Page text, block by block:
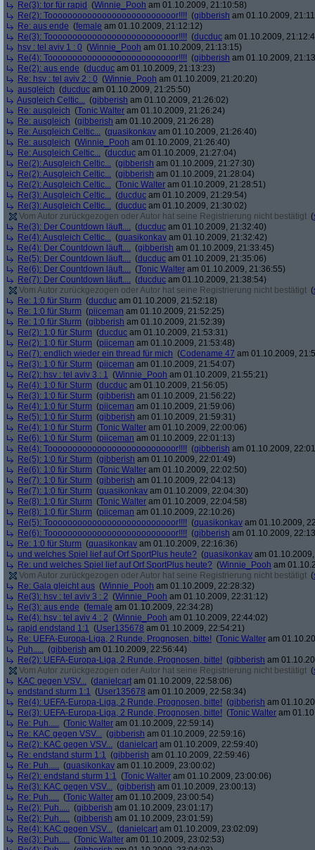
Re(3): tor für rapid (Winnie_Pooh am 01.10.2009, 21:10:58)
Re(2): Toooooooooooooooooooooooooor!!!! (gibberish am 01.10.2009,
Re: aus ende (female am 01.10.2009, 21:12:12)
Re(3): Toooooooooooooooooooooooooor!!!! (ducduc am 01.10.2009,
hsv : tel aviv 1 : 0 (Winnie_Pooh am 01.10.2009, 21:13:15)
Re(4): Toooooooooooooooooooooooooor!!!! (gibberish am 01.10.2009,
Re(2): aus ende (ducduc am 01.10.2009, 21:13:23)
Re: hsv : tel aviv 2 : 0 (Winnie_Pooh am 01.10.2009, 21:20:20)
ausgleich (ducduc am 01.10.2009, 21:25:50)
Ausgleich Celtic... (gibberish am 01.10.2009, 21:26:02)
Re: ausgleich (Tonic Walter am 01.10.2009, 21:26:24)
Re: ausgleich (gibberish am 01.10.2009, 21:26:28)
Re: Ausgleich Celtic... (quasikonkav am 01.10.2009, 21:26:40)
Re: ausgleich (Winnie_Pooh am 01.10.2009, 21:26:40)
Re: Ausgleich Celtic... (ducduc am 01.10.2009, 21:27:04)
Re(2): Ausgleich Celtic... (gibberish am 01.10.2009, 21:27:30)
Re(2): Ausgleich Celtic... (gibberish am 01.10.2009, 21:28:04)
Re(2): Ausgleich Celtic... (Tonic Walter am 01.10.2009, 21:28:51)
Re(3): Ausgleich Celtic... (ducduc am 01.10.2009, 21:29:54)
Re(3): Ausgleich Celtic... (ducduc am 01.10.2009, 21:30:02)
Vom Autor zurückgezogen oder Autor hat seine Registrierung nicht bestätigt (
Re(3): Der Countdown läuft.... (ducduc am 01.10.2009, 21:32:40)
Re(4): Ausgleich Celtic... (quasikonkav am 01.10.2009, 21:32:42)
Re(4): Der Countdown läuft.... (gibberish am 01.10.2009, 21:33:45)
Re(5): Der Countdown läuft.... (ducduc am 01.10.2009, 21:35:06)
Re(6): Der Countdown läuft.... (Tonic Walter am 01.10.2009, 21:36:55)
Re(7): Der Countdown läuft.... (ducduc am 01.10.2009, 21:38:54)
Vom Autor zurückgezogen oder Autor hat seine Registrierung nicht bestätigt (
Re: 1:0 für Sturm (ducduc am 01.10.2009, 21:52:18)
Re: 1:0 für Sturm (piiceman am 01.10.2009, 21:52:25)
Re: 1:0 für Sturm (gibberish am 01.10.2009, 21:52:39)
Re(2): 1:0 für Sturm (ducduc am 01.10.2009, 21:53:31)
Re(2): 1:0 für Sturm (piiceman am 01.10.2009, 21:53:48)
Re(7): endlich wieder ein thread für mich (Codename 47 am 01.10.2009,
Re(3): 1:0 für Sturm (piiceman am 01.10.2009, 21:54:07)
Re(2): hsv : tel aviv 3 : 1 (Winnie_Pooh am 01.10.2009, 21:55:21)
Re(4): 1:0 für Sturm (ducduc am 01.10.2009, 21:56:05)
Re(3): 1:0 für Sturm (gibberish am 01.10.2009, 21:56:22)
Re(4): 1:0 für Sturm (piiceman am 01.10.2009, 21:59:06)
Re(5): 1:0 für Sturm (gibberish am 01.10.2009, 21:59:31)
Re(4): 1:0 für Sturm (Tonic Walter am 01.10.2009, 22:00:06)
Re(6): 1:0 für Sturm (piiceman am 01.10.2009, 22:01:13)
Re(4): Toooooooooooooooooooooooooor!!!! (gibberish am 01.10.2009,
Re(5): 1:0 für Sturm (gibberish am 01.10.2009, 22:01:49)
Re(6): 1:0 für Sturm (Tonic Walter am 01.10.2009, 22:02:50)
Re(7): 1:0 für Sturm (gibberish am 01.10.2009, 22:04:13)
Re(7): 1:0 für Sturm (quasikonkav am 01.10.2009, 22:04:30)
Re(8): 1:0 für Sturm (Tonic Walter am 01.10.2009, 22:04:58)
Re(8): 1:0 für Sturm (piiceman am 01.10.2009, 22:10:26)
Re(5): Toooooooooooooooooooooooooor!!!! (quasikonkav am 01.10.2009,
Re(6): Toooooooooooooooooooooooooor!!!! (gibberish am 01.10.2009,
Re: 1:0 für Sturm (quasikonkav am 01.10.2009, 22:16:36)
und welches Spiel lief auf Orf SportPlus heute? (quasikonkav am
Re: und welches Spiel lief auf Orf SportPlus heute? (Winnie_Pooh am
Vom Autor zurückgezogen oder Autor hat seine Registrierung nicht bestätigt (
Re: Gala gleicht aus (Winnie_Pooh am 01.10.2009, 22:28:32)
Re(3): hsv : tel aviv 3 : 2 (Winnie_Pooh am 01.10.2009, 22:31:12)
Re(3): aus ende (female am 01.10.2009, 22:34:28)
Re(4): hsv : tel aviv 4 : 2 (Winnie_Pooh am 01.10.2009, 22:44:02)
rapid endstand 1:1 (User135678 am 01.10.2009, 22:54:21)
Re: UEFA-Europa-Liga, 2 Runde, Prognosen, bitte! (Tonic Walter am
Puh..... (gibberish am 01.10.2009, 22:56:44)
Re(2): UEFA-Europa-Liga, 2 Runde, Prognosen, bitte! (gibberish am
Vom Autor zurückgezogen oder Autor hat seine Registrierung nicht bestätigt (
KAC gegen VSV... (danielcart am 01.10.2009, 22:58:06)
endstand sturm 1:1 (User135678 am 01.10.2009, 22:58:34)
Re(4): UEFA-Europa-Liga, 2 Runde, Prognosen, bitte! (gibberish am
Re(3): UEFA-Europa-Liga, 2 Runde, Prognosen, bitte! (Tonic Walter am
Re: Puh..... (Tonic Walter am 01.10.2009, 22:59:14)
Re: KAC gegen VSV... (gibberish am 01.10.2009, 22:59:16)
Re(2): KAC gegen VSV... (danielcart am 01.10.2009, 22:59:40)
Re: endstand sturm 1:1 (gibberish am 01.10.2009, 22:59:46)
Re: Puh..... (quasikonkav am 01.10.2009, 23:00:02)
Re(2): endstand sturm 1:1 (Tonic Walter am 01.10.2009, 23:00:06)
Re(3): KAC gegen VSV... (gibberish am 01.10.2009, 23:00:13)
Re: Puh..... (Tonic Walter am 01.10.2009, 23:00:54)
Re(2): Puh..... (gibberish am 01.10.2009, 23:01:17)
Re(2): Puh..... (gibberish am 01.10.2009, 23:01:59)
Re(4): KAC gegen VSV... (danielcart am 01.10.2009, 23:02:09)
Re(3): Puh..... (Tonic Walter am 01.10.2009, 23:02:53)